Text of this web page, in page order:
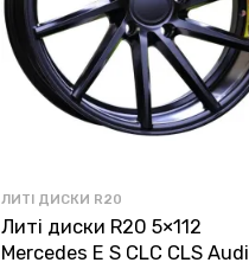
ЛИТІ ДИСКИ R20
Литі диски R20 5×112
Mercedes E S CLC CLS